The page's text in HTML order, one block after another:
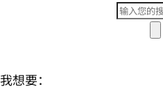
我想要：